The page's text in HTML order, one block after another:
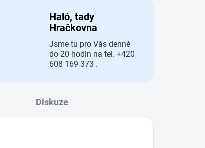
Haló, tady
Hračkovna
Jsme tu pro Vás denně
do 20 hodin na tel. +420
608 169 373 .
Diskuze